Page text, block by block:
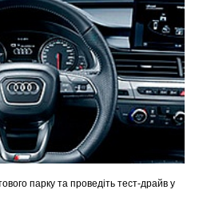
парку та проведіть тест-драйв у